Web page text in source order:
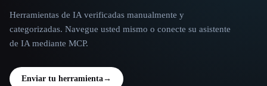
Herramientas de IA verificadas manualmente y
categorizadas. Navegue usted mismo o conecte su asistente
de IA mediante MCP.
Enviar tu herramienta→